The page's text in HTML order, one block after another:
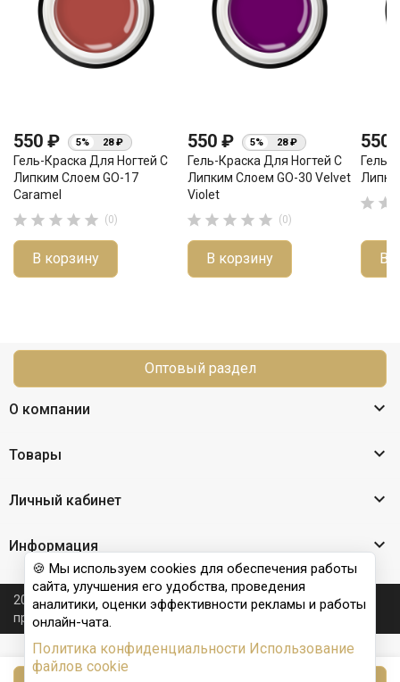
550 ₽ 5% 28 ₽
Гель-Краска Для Ногтей С
Липким Слоем GO-17
Caramel
     (0)
В корзину
550 ₽ 5% 28 ₽
Гель-Краска Для Ногтей С
Липким Слоем GO-30 Velvet
Violet
     (0)
В корзину
550
Гель-
 
В
Оптовый раздел
О компании 
Товары 
Личный кабинет 
Информация 
2026 © Nail Club professional - официальный сайт
производителя бренда для наращивания ногтей
🍪 Мы используем cookies для обеспечения работы
сайта, улучшения его удобства, проведения
аналитики, оценки эффективности рекламы и работы
онлайн-чата.
Политика конфиденциальности Использование
файлов cookie